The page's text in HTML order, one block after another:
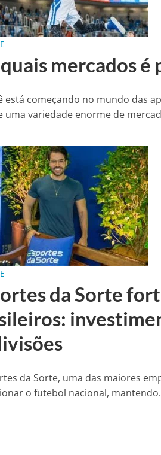
mercados
está começando no mundo das
uma variedade enorme de
da Sorte
da Sorte, uma das maiores
o futebol nacional,